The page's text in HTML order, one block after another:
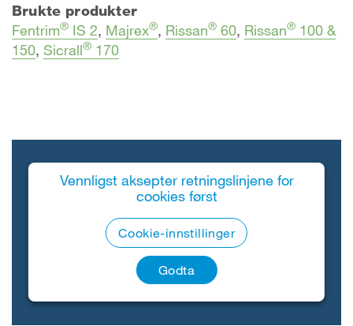
Brukte produkter
Fentrim® IS 2, Majrex®, Rissan® 60, Rissan® 100 &
150, Sicrall® 170
Vennligst aksepter retningslinjene for
cookies først
Cookie-innstillinger
Godta